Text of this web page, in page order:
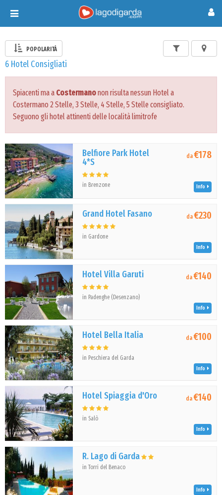
Toggle
navigation
POPOLARITÀ
6 Hotel Consigliati
Spiacenti ma a Costermanonon risulta nessun Hotel a
Costermano 2 Stelle, 3 Stelle, 4 Stelle, 5 Stelle consigliato.
Seguono gli hotel attinenti delle località limitrofe
Belfiore Park Hotel
4*S
in Brenzone
da€178
Info
Grand Hotel Fasano
in Gardone
da€230
Info
Hotel Villa Garuti
in Padenghe (Desenzano)
da€140
Info
Hotel Bella Italia
in Peschiera del Garda
da€100
Info
Hotel Spiaggia d'Oro
in Salò
da€140
Info
R. Lago di Garda
in Torri del Benaco
Info